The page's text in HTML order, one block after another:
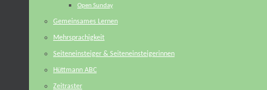
Open Sunday
Gemeinsames Lernen
Mehrsprachigkeit
Seiteneinsteiger & Seiteneinsteigerinnen
Hüttmann ABC
Zeitraster